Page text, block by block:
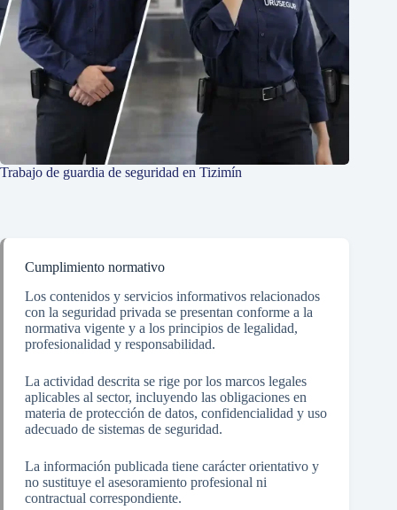
Trabajo de guardia de seguridad en Tizimín
Cumplimiento normativo
Los contenidos y servicios informativos relacionados
con la seguridad privada se presentan conforme a la
normativa vigente y a los principios de legalidad,
profesionalidad y responsabilidad.
La actividad descrita se rige por los marcos legales
aplicables al sector, incluyendo las obligaciones en
materia de protección de datos, confidencialidad y uso
adecuado de sistemas de seguridad.
La información publicada tiene carácter orientativo y
no sustituye el asesoramiento profesional ni
contractual correspondiente.